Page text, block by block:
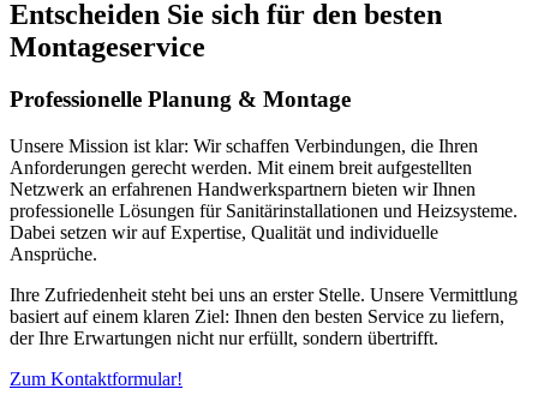
Entscheiden Sie sich für den besten
Montageservice
Professionelle Planung & Montage
Unsere Mission ist klar: Wir schaffen Verbindungen, die Ihren
Anforderungen gerecht werden. Mit einem breit aufgestellten
Netzwerk an erfahrenen Handwerkspartnern bieten wir Ihnen
professionelle Lösungen für Sanitärinstallationen und Heizsysteme.
Dabei setzen wir auf Expertise, Qualität und individuelle
Ansprüche.
Ihre Zufriedenheit steht bei uns an erster Stelle. Unsere Vermittlung
basiert auf einem klaren Ziel: Ihnen den besten Service zu liefern,
der Ihre Erwartungen nicht nur erfüllt, sondern übertrifft.
Zum Kontaktformular!